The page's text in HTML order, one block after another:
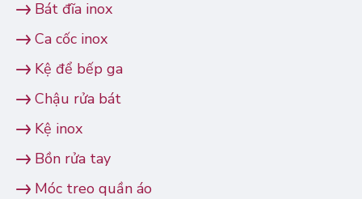
Bát đĩa inox
Ca cốc inox
Kệ để bếp ga
Chậu rửa bát
Kệ inox
Bồn rửa tay
Móc treo quần áo